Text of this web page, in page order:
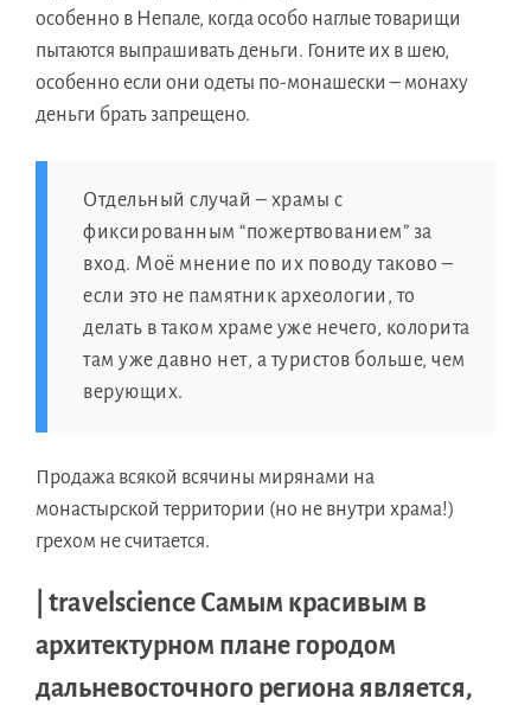
особенно в Непале, когда особо наглые товарищи
пытаются выпрашивать деньги. Гоните их в шею,
особенно если они одеты по-монашески – монаху
деньги брать запрещено.
Отдельный случай – храмы с
фиксированным “пожертвованием” за
вход. Моё мнение по их поводу таково –
если это не памятник археологии, то
делать в таком храме уже нечего, колорита
там уже давно нет, а туристов больше, чем
верующих.
Продажа всякой всячины мирянами на
монастырской территории (но не внутри храма!)
грехом не считается.
| travelscience Самым красивым в
архитектурном плане городом
дальневосточного региона является,